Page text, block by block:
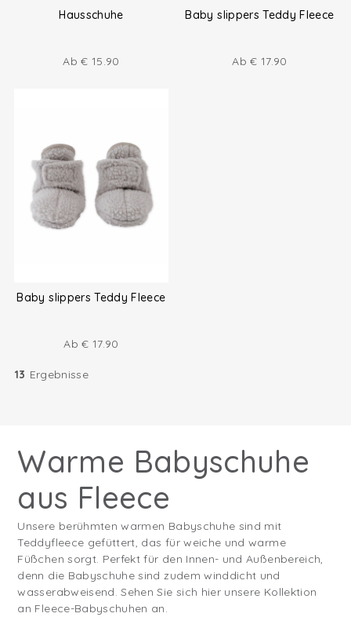
Hausschuhe
Ab€ 15.90
Baby slippers Teddy Fleece
Ab€ 17.90
Baby slippers Teddy Fleece
Ab€ 17.90
13 Ergebnisse
Warme Babyschuhe
aus Fleece
Unsere berühmten warmen Babyschuhe sind mit
Teddyfleece gefüttert, das für weiche und warme
Füßchen sorgt. Perfekt für den Innen- und Außenbereich,
denn die Babyschuhe sind zudem winddicht und
wasserabweisend. Sehen Sie sich hier unsere Kollektion
an Fleece-Babyschuhen an.